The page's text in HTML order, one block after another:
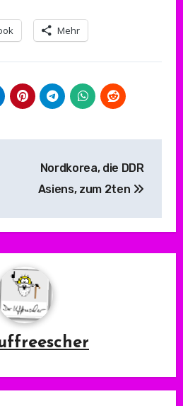
Mehr
Nordkorea, die DDR
Asiens, zum 2ten